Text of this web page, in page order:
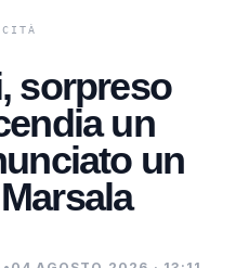
sorpreso
un
un